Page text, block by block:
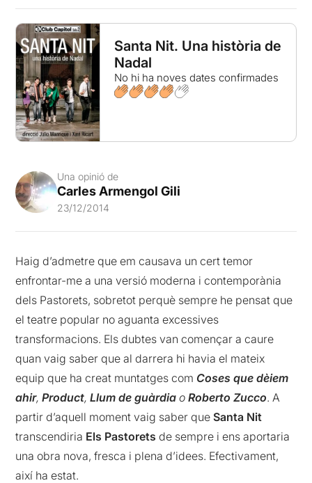
Santa Nit. Una història de
Nadal
No hi ha noves dates confirmades
Una opinió de
Carles Armengol Gili
23/12/2014
Haig d’admetre que em causava un cert temor
enfrontar-me a una versió moderna i contemporània
dels Pastorets, sobretot perquè sempre he pensat que
el teatre popular no aguanta excessives
transformacions. Els dubtes van començar a caure
quan vaig saber que al darrera hi havia el mateix
equip que ha creat muntatges com Coses que dèiem
ahir,Product,Llum de guàrdia oRoberto Zucco. A
partir d’aquell moment vaig saber queSanta Nit
transcendiria Els Pastorets de sempre i ens aportaria
una obra nova, fresca i plena d’idees. Efectivament,
així ha estat.